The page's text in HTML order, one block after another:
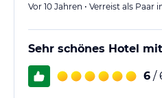
Vor 10 Jahren • Verreist als Paar
Sehr schönes Hotel
6 /